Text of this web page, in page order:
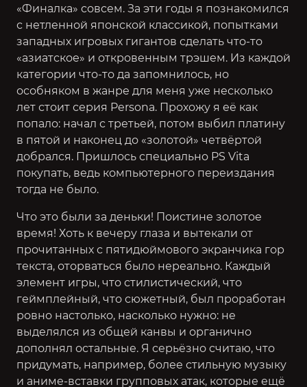
«Финалка» совсем. За эти годы я познакомился
с нетленной японской классикой, попытками
западных игровых гигантов сделать что-то
«азиатское» и откровенным трэшем. Из каждой
категории что-то да запомнилось, но
особняком в жанре для меня уже несколько
лет стоит серия Persona. Прохожу я её как
попало: начал с третьей, потом выбил платину
в пятой и наконец до «золотой» четвёртой
добрался. Пришлось специально PS Vita
покупать, ведь компьютерного переиздания
тогда не было.
Что это были за деньки! Поистине золотое
время! Хоть к вечеру глаза и вытекали от
прочитанных с пятидюймового экранчика гор
текста, оторваться было нереально. Каждый
элемент игры, что стилистический, что
геймплейный, что сюжетный, был проработан
ровно настолько, насколько нужно: не
выделялся из общей канвы и органично
дополнял остальные. Я серьёзно считаю, что
придумать, например, более стильную музыку
и аниме-вставки групповых атак, которые ещё